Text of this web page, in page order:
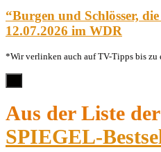
“Burgen und Schlösser,
12.07.2026 im WDR
*Wir verlinken auch auf TV-Tipps bis zu
Aus der Liste
SPIEGEL-